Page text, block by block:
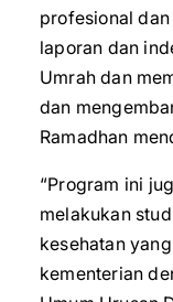
profesional
laporan dan
Umrah dan
dan
Ramadhan
“Program ini
melakukan
kesehatan
kementerian